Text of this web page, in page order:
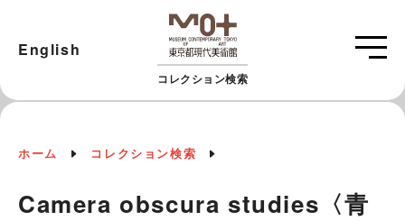
コレクション検索
English
ホーム コレクション検索
Camera obscura studies〈青